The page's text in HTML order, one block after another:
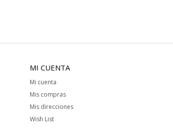
MI CUENTA
Mi cuenta
Mis compras
Mis direcciones
Wish List